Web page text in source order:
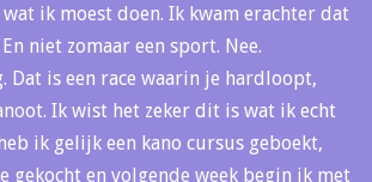
ik moest doen. Ik kwam erachter dat
niet zomaar een sport. Nee.
Dat is een race waarin je hardloopt,
Ik wist het zeker dit is wat ik echt
ik gelijk een kano cursus geboekt,
gekocht en volgende week begin ik met